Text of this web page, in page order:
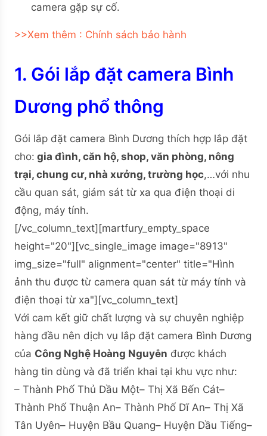
camera gặp sự cố.
>>Xem thêm : Chính sách bảo hành
1. Gói lắp đặt camera Bình
Dương phổ thông
Gói lắp đặt camera Bình Dương thích hợp lắp đặt
cho: gia đình, căn hộ, shop, văn phòng, nông
trại, chung cư, nhà xưởng, trường học,…với nhu
cầu quan sát, giám sát từ xa qua điện thoại di
động, máy tính.
[/vc_column_text][martfury_empty_space
height="20"][vc_single_image image="8913"
img_size="full" alignment="center" title="Hình
ảnh thu được từ camera quan sát từ máy tính và
điện thoại từ xa"][vc_column_text]
Với cam kết giữ chất lượng và sự chuyên nghiệp
hàng đầu nên dịch vụ lắp đặt camera Bình Dương
của Công Nghệ Hoàng Nguyễn được khách
hàng tin dùng và đã triển khai tại khu vực như:
– Thành Phố Thủ Dầu Một– Thị Xã Bến Cát–
Thành Phố Thuận An– Thành Phố Dĩ An– Thị Xã
Tân Uyên– Huyện Bầu Quang– Huyện Dầu Tiếng–